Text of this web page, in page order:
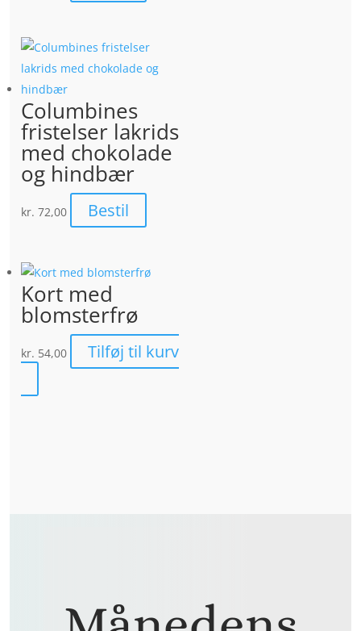
Columbines
fristelser lakrids
med chokolade
og hindbær
kr. 72,00 Bestil
Kort med
blomsterfrø
kr. 54,00 Tilføj til kurv